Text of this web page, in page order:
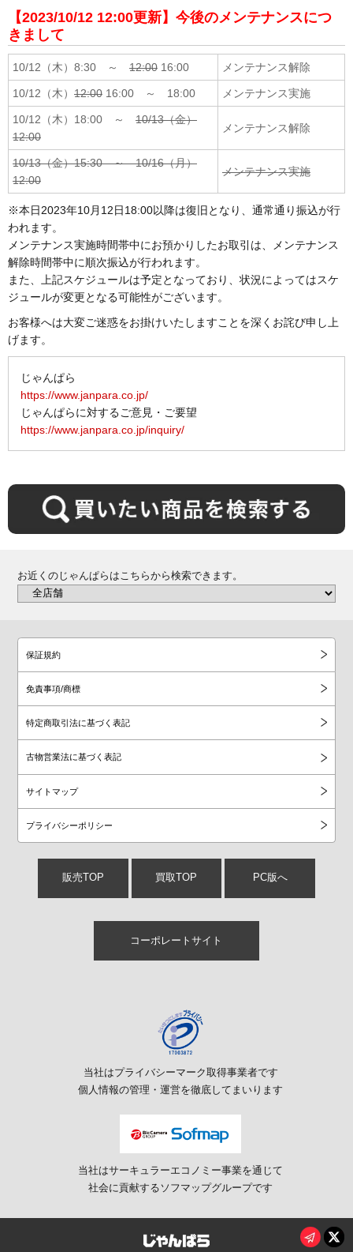
iPhone 14
iPhone 13 Pro Max
iPhone 13 Pro
iPhone 13
iPhone 12 Pro Max
iPhone 12 Pro
iPhone SE（第2世代）
iPhone 11 Pro
iPhone XS Max
iPhone 8 Plus
iPhone 8
iPhone 7
iPhone SE（第1世代）
iPhone 6s Plus
iPhone 6 Plus
iPhone 6
iPhone 5s
iPhone 5c
iPhone 5
第1世代 (2015)
第2世代 (2020)
第1世代 (2018)
mini（2012）
Air2（2014）
Air (2013）
Redmi
Poco
Xperia 1
Xperia 10
Oppo Reno
AQUOS Wish
motorola edge
arrows
Zenfone
楽天モバイル
海外版SIMロックフリー
Surface Laptop
Surface laptop Studio
iMac Pro
Mac mini
Mac Pro
MacBook Air 15インチ
MacBook Pro 14インチ
MacBook Pro 16インチ
MacBook Air 13インチ
MacBook Pro 14インチ
MacBook Pro 16インチ
Apple M3
MacBook Air 13インチ
MacBook Air 15インチ
MacBook Pro 14インチ
MacBook Pro 16インチ
Apple M2
MacBook Air 13インチ
MacBook Air 15インチ
MacBook Pro 13インチ
MacBook Pro 14インチ
MacBook Pro 16インチ
Apple M1
MacBook Air 13インチ
MacBook Pro 13インチ
MacBook Pro 14インチ
MacBook Pro 16インチ
Intel CPU
MacBook Air 11インチ
MacBook Air 13インチ
MacBook Air 15インチ
MacBook Pro 13インチ
MacBook Pro 15インチ
MacBook 12インチ
Panasonic
SENNHEISER
beats
Shokz
SAMSUNG
Google
ヘッドセット
VIVE
Pico
スマートグラス
Insta360
Osmo
ハンディカム
SONY/WALKMAN
すべて
iPod touch (第7世代)
iPod touch (第6世代)
iPod touch (第5世代)
液晶/プラズマテレビ
プロジェクター
BD/DVD/HDDレコーダー
CD/DVD/BDプレーヤー
ヘッドホンアンプ
スピーカー
オーディオ/ホームシアター
ＭＩＤＩ
その他AV機器
Google TV/Chromecast
Fire TV
CD/DVD/Blu-ray
各種ドライブ
マザーボード
ビデオボード
サウンドカード
各種増設用インターフェイス
ネットワーク機器
ビデオキャプチャー
PCケース
すべて
FHD
WQHD
ウルトラワイド
液晶ペンタブレット
プリンター
フラッシュメモリー
Mac用周辺機器
充電器
ケーブル
モバイルバッテリー
キーボード
ジンバル
各種アクセサリー
SIMカード
iPhone/iPad用アクセサリー
すべて
Switch2
Switch(有機ELモデル)
Playstation5 Pro
Playstation5
Playstation4
Xbox Series X
Xbox Series S
携帯型ゲーム機
すべて
Switch Lite
VITA/PSP
ゲーム用周辺機器
すべて
Switch用コントローラ
PS用コントローラ
Xbox用コントローラ
ゲーム用アクセサリー
【2023/10/12 12:00更新】今後のメンテナンスにつ
きまして
10/12（木）8:30 ～ 12:00 16:00 メンテナンス解除
10/12（木） 12:00 16:00 ～ 18:00 メンテナンス実施
10/12（木）18:00 ～ 10/13（金）
12:00
メンテナンス解除
10/13（金）15:30 ～ 10/16（月）
12:00
メンテナンス実施
※本日2023年10月12日18:00以降は復旧となり、通常通り振込が行
われます。
メンテナンス実施時間帯中にお預かりしたお取引は、メンテナンス
解除時間帯中に順次振込が行われます。
また、上記スケジュールは予定となっており、状況によってはスケ
ジュールが変更となる可能性がございます。
お客様へは大変ご迷惑をお掛けいたしますことを深くお詫び申し上
げます。
じゃんぱら
https://www.janpara.co.jp/
じゃんぱらに対するご意見・ご要望
https://www.janpara.co.jp/inquiry/
お近くのじゃんぱらはこちらから検索できます。
保証規約
免責事項/商標
特定商取引法に基づく表記
古物営業法に基づく表記
サイトマップ
プライバシーポリシー
販売TOP 買取TOP PC版へ
コーポレートサイト
当社はプライバシーマーク取得事業者です
個人情報の管理・運営を徹底してまいります
当社はサーキュラーエコノミー事業を通じて
社会に貢献するソフマップグループです